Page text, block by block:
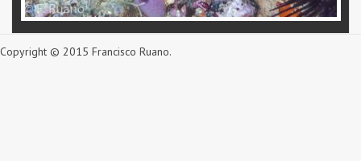
Copyright © 2015 Francisco Ruano.